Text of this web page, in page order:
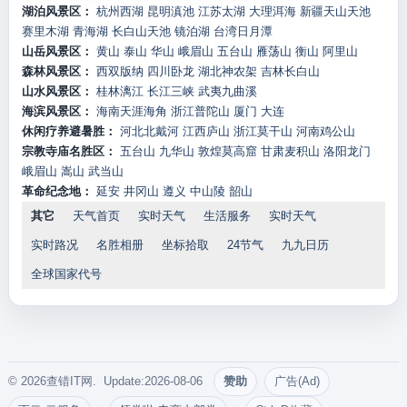
湖泊风景区： 杭州西湖 昆明滇池 江苏太湖 大理洱海 新疆天山天池
赛里木湖 青海湖 长白山天池 镜泊湖 台湾日月潭
山岳风景区： 黄山 泰山 华山 峨眉山 五台山 雁荡山 衡山 阿里山
森林风景区： 西双版纳 四川卧龙 湖北神农架 吉林长白山
山水风景区： 桂林漓江 长江三峡 武夷九曲溪
海滨风景区： 海南天涯海角 浙江普陀山 厦门 大连
休闲疗养避暑胜： 河北北戴河 江西庐山 浙江莫干山 河南鸡公山
宗教寺庙名胜区： 五台山 九华山 敦煌莫高窟 甘肃麦积山 洛阳龙门
峨眉山 嵩山 武当山
革命纪念地： 延安 井冈山 遵义 中山陵 韶山
其它
天气首页 实时天气 生活服务 实时天气
实时路况 名胜相册 坐标拾取 24节气 九九日历
全球国家代号
© 2026查错IT网. Update:2026-08-06 赞助 广告(Ad)